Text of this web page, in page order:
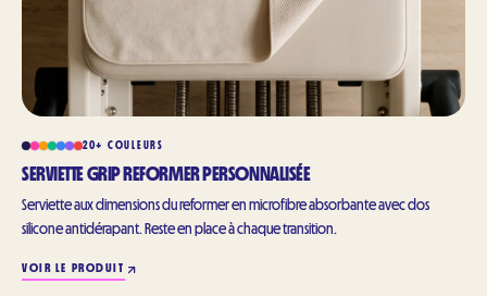
20+ COULEURS
SERVIETTE GRIP REFORMER PERSONNALISÉE
Serviette aux dimensions du reformer en microfibre absorbante avec dos
silicone antidérapant. Reste en place à chaque transition.
VOIR LE PRODUIT